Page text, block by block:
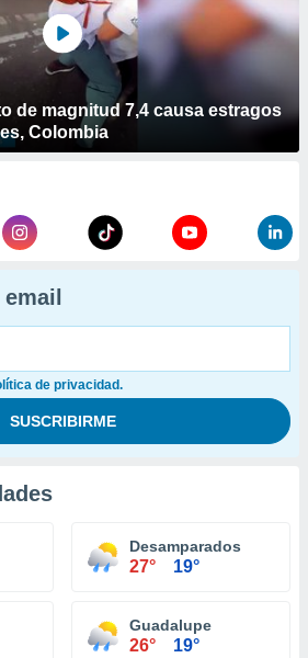
de magnitud 7,4 causa estragos
Colombia
de privacidad.
Desamparados
27° 19°
Guadalupe
26° 19°